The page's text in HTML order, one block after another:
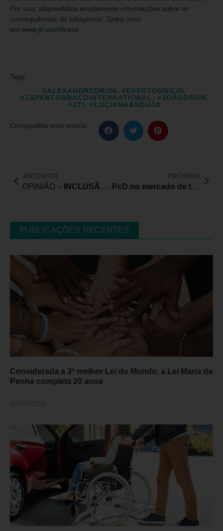
Por isso, disponibiliza amplamente informações sobre as
consequências do tabagismo. Saiba mais
em www.jti.com/brasil
Tags
#ALEXANDREDRUM, #EVERTONBILIG,
#JAPANTOBBACOINTERNATIONAL, #JOÃODRUM,
#JTI, #LUCIANAANDUJA
Compartilhe esta notícia:
ANTERIOR
OPINIÃO – INCLUSÃO E ACESSIBILIDADE: O PROTAGONISMO DAS PESSOAS COM DEFICIÊNCIA NAS POLÍTICAS PÚBLICAS
PRÓXIMO
PcD no mercado de trabalho: entre leis e urgência de inclusão
PUBLICAÇÕES RECENTES
Considerada a 3ª melhor Lei do Mundo, a Lei Maria da
Penha completa 20 anos